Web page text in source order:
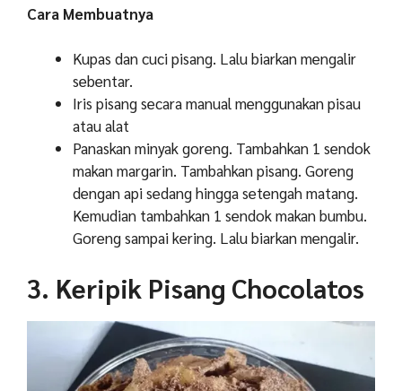
Cara Membuatnya
Kupas dan cuci pisang. Lalu biarkan mengalir
sebentar.
Iris pisang secara manual menggunakan pisau
atau alat
Panaskan minyak goreng. Tambahkan 1 sendok
makan margarin. Tambahkan pisang. Goreng
dengan api sedang hingga setengah matang.
Kemudian tambahkan 1 sendok makan bumbu.
Goreng sampai kering. Lalu biarkan mengalir.
3. Keripik Pisang Chocolatos